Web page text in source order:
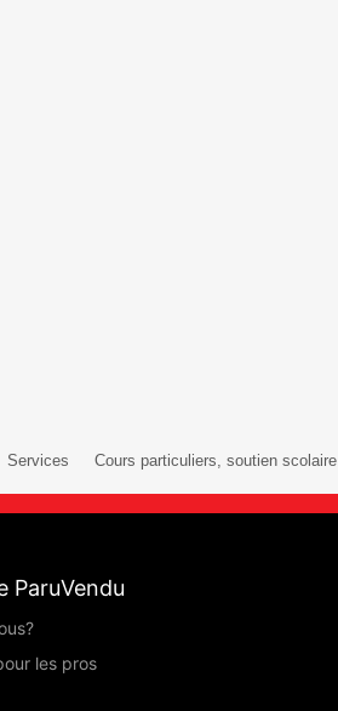
Services Cours particuliers, soutien scolaire
ParuVendu
les pros